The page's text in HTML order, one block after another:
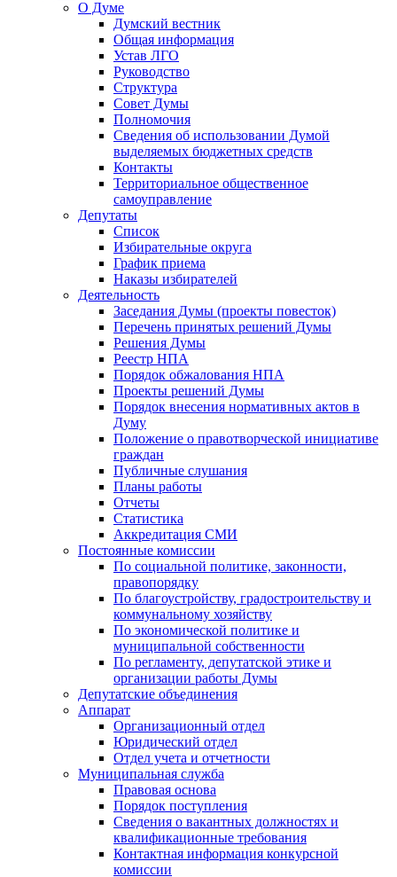
О Думе
Думский вестник
Общая информация
Устав ЛГО
Руководство
Структура
Совет Думы
Полномочия
Сведения об использовании Думой
выделяемых бюджетных средств
Контакты
Территориальное общественное
самоуправление
Депутаты
Список
Избирательные округа
График приема
Наказы избирателей
Деятельность
Заседания Думы (проекты повесток)
Перечень принятых решений Думы
Решения Думы
Реестр НПА
Порядок обжалования НПА
Проекты решений Думы
Порядок внесения нормативных актов в
Думу
Положение о правотворческой инициативе
граждан
Публичные слушания
Планы работы
Отчеты
Статистика
Аккредитация СМИ
Постоянные комиссии
По социальной политике, законности,
правопорядку
По благоустройству, градостроительству и
коммунальному хозяйству
По экономической политике и
муниципальной собственности
По регламенту, депутатской этике и
организации работы Думы
Депутатские объединения
Аппарат
Организационный отдел
Юридический отдел
Отдел учета и отчетности
Муниципальная служба
Правовая основа
Порядок поступления
Сведения о вакантных должностях и
квалификационные требования
Контактная информация конкурсной
комиссии